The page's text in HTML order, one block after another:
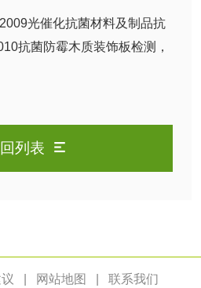
光催化抗菌材料及制品抗
和评价方法是什么？
抗菌防霉木质装饰板检测，
列表
网站地图 联系我们
液检测 洗涤剂检测
水检测
液检测
药剂检测 聚丙烯酰胺检测